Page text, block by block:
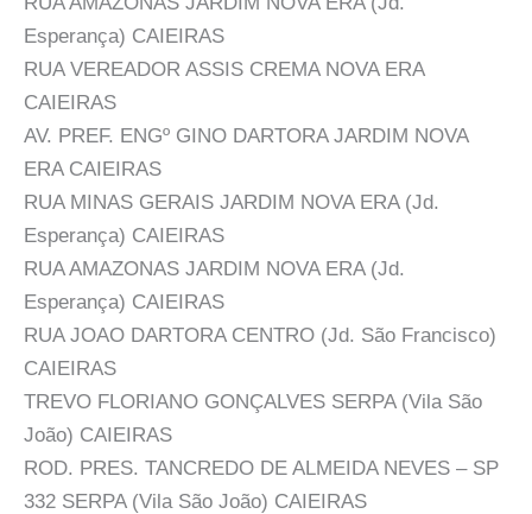
Esperança) CAIEIRAS
RUA VEREADOR ASSIS CREMA NOVA ERA
CAIEIRAS
AV. PREF. ENGº GINO DARTORA JARDIM NOVA
ERA CAIEIRAS
RUA MINAS GERAIS JARDIM NOVA ERA (Jd.
Esperança) CAIEIRAS
RUA AMAZONAS JARDIM NOVA ERA (Jd.
Esperança) CAIEIRAS
RUA JOAO DARTORA CENTRO (Jd. São Francisco)
CAIEIRAS
TREVO FLORIANO GONÇALVES SERPA (Vila São
João) CAIEIRAS
ROD. PRES. TANCREDO DE ALMEIDA NEVES – SP
332 SERPA (Vila São João) CAIEIRAS